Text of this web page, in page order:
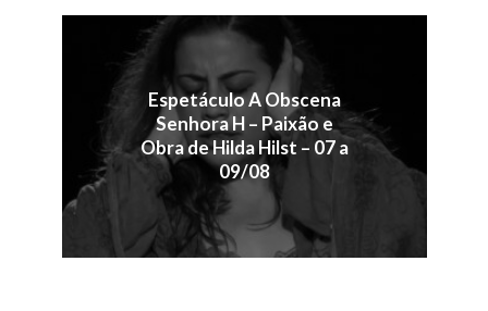
Espetáculo A Obscena
Senhora H – Paixão e
Obra de Hilda Hilst – 07 a
09/08